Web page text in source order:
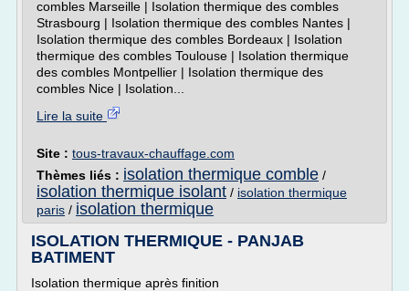
combles Marseille | Isolation thermique des combles
Strasbourg | Isolation thermique des combles Nantes |
Isolation thermique des combles Bordeaux | Isolation
thermique des combles Toulouse | Isolation thermique
des combles Montpellier | Isolation thermique des
combles Nice | Isolation...
Lire la suite
Site : tous-travaux-chauffage.com
Thèmes liés : isolation thermique comble /
isolation thermique isolant / isolation thermique
paris / isolation thermique
ISOLATION THERMIQUE - PANJAB
BATIMENT
Isolation thermique après finition